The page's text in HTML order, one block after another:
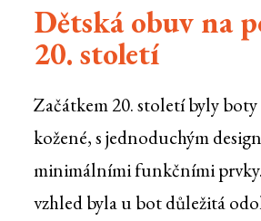
Dětská obuv na
20. století
Začátkem 20. století byly
kožené, s jednoduchým
minimálními funkčními
vzhled byla u bot důležitá